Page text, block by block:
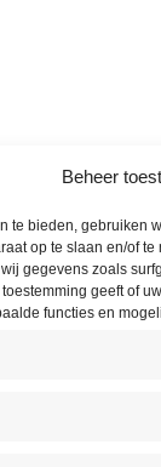
Beheer
te bieden, gebruiken
op te slaan en/of
gegevens zoals
geeft of
functies en